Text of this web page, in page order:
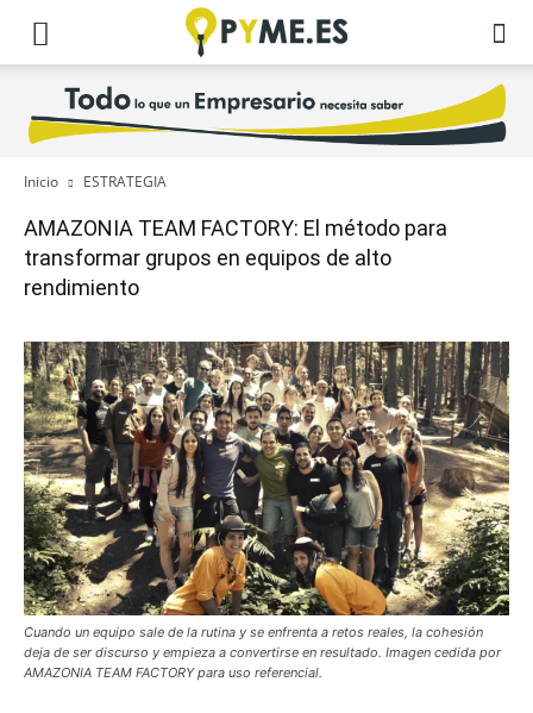
Inicio ESTRATEGIA
AMAZONIA TEAM FACTORY: El método para
transformar grupos en equipos de alto
rendimiento
Cuando un equipo sale de la rutina y se enfrenta a retos reales, la cohesión
deja de ser discurso y empieza a convertirse en resultado. Imagen cedida por
AMAZONIA TEAM FACTORY para uso referencial.